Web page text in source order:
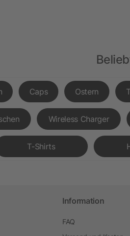
Caps Ostern
Wireless Charger
T-Shirts
Information
FAQ